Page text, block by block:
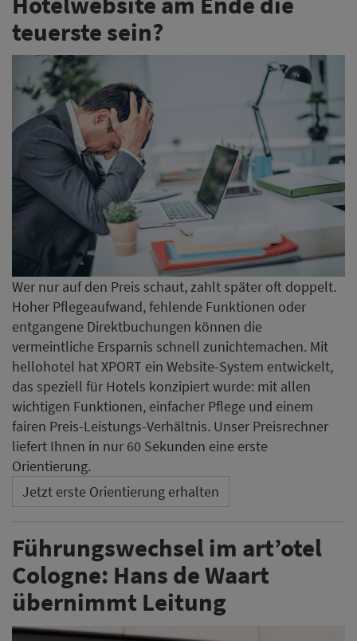
teuerste sein?
Wer nur auf den Preis schaut, zahlt später oft doppelt.
Hoher Pflegeaufwand, fehlende Funktionen oder
entgangene Direktbuchungen können die
vermeintliche Ersparnis schnell zunichtemachen. Mit
hellohotel hat XPORT ein Website-System entwickelt,
das speziell für Hotels konzipiert wurde: mit allen
wichtigen Funktionen, einfacher Pflege und einem
fairen Preis-Leistungs-Verhältnis. Unser Preisrechner
liefert Ihnen in nur 60 Sekunden eine erste
Orientierung.
Jetzt erste Orientierung erhalten
Führungswechsel im art’otel
Cologne: Hans de Waart
übernimmt Leitung